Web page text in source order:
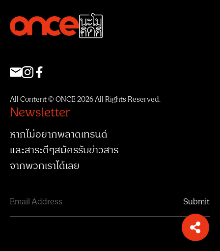
All Content © ONCE 2026 All Rights Reserved.
Newsletter
หากไม่อยากพลาดเทรนด์
และสาระดีๆสมัครรับข่าวสาร
จากพวกเราได้เลย